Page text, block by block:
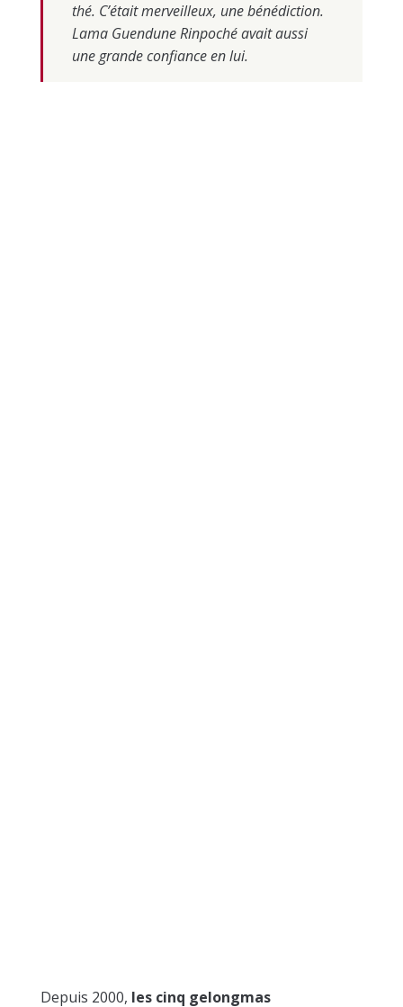
thé. C’était merveilleux, une bénédiction.
Lama Guendune Rinpoché avait aussi
une grande confiance en lui.
Depuis 2000, les cinq gelongmas